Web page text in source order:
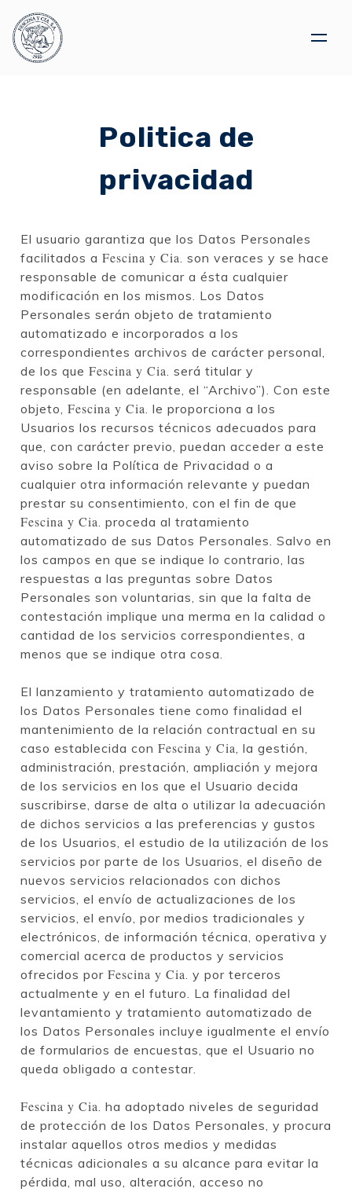
content
Politica de
privacidad
El usuario garantiza que los Datos Personales
facilitados a Fescina y Cia. son veraces y se hace
responsable de comunicar a ésta cualquier
modificación en los mismos. Los Datos
Personales serán objeto de tratamiento
automatizado e incorporados a los
correspondientes archivos de carácter personal,
de los que Fescina y Cia. será titular y
responsable (en adelante, el “Archivo”). Con este
objeto, Fescina y Cia. le proporciona a los
Usuarios los recursos técnicos adecuados para
que, con carácter previo, puedan acceder a este
aviso sobre la Política de Privacidad o a
cualquier otra información relevante y puedan
prestar su consentimiento, con el fin de que
Fescina y Cia. proceda al tratamiento
automatizado de sus Datos Personales. Salvo en
los campos en que se indique lo contrario, las
respuestas a las preguntas sobre Datos
Personales son voluntarias, sin que la falta de
contestación implique una merma en la calidad o
cantidad de los servicios correspondientes, a
menos que se indique otra cosa.
El lanzamiento y tratamiento automatizado de
los Datos Personales tiene como finalidad el
mantenimiento de la relación contractual en su
caso establecida con Fescina y Cia, la gestión,
administración, prestación, ampliación y mejora
de los servicios en los que el Usuario decida
suscribirse, darse de alta o utilizar la adecuación
de dichos servicios a las preferencias y gustos
de los Usuarios, el estudio de la utilización de los
servicios por parte de los Usuarios, el diseño de
nuevos servicios relacionados con dichos
servicios, el envío de actualizaciones de los
servicios, el envío, por medios tradicionales y
electrónicos, de información técnica, operativa y
comercial acerca de productos y servicios
ofrecidos por Fescina y Cia. y por terceros
actualmente y en el futuro. La finalidad del
levantamiento y tratamiento automatizado de
los Datos Personales incluye igualmente el envío
de formularios de encuestas, que el Usuario no
queda obligado a contestar.
Fescina y Cia. ha adoptado niveles de seguridad
de protección de los Datos Personales, y procura
instalar aquellos otros medios y medidas
técnicas adicionales a su alcance para evitar la
pérdida, mal uso, alteración, acceso no